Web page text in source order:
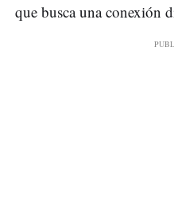
que busca una conexión